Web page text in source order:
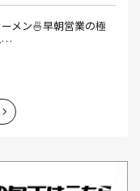
解決(1）
(9）
メン🍜早朝営業の極
…